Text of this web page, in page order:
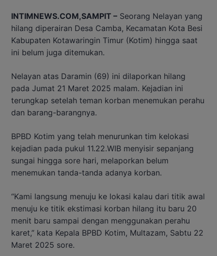
INTIMNEWS.COM,SAMPIT – Seorang Nelayan yang
hilang diperairan Desa Camba, Kecamatan Kota Besi
Kabupaten Kotawaringin Timur (Kotim) hingga saat
ini belum juga ditemukan.
Nelayan atas Daramin (69) ini dilaporkan hilang
pada Jumat 21 Maret 2025 malam. Kejadian ini
terungkap setelah teman korban menemukan perahu
dan barang-barangnya.
BPBD Kotim yang telah menurunkan tim kelokasi
kejadian pada pukul 11.22.WIB menyisir sepanjang
sungai hingga sore hari, melaporkan belum
menemukan tanda-tanda adanya korban.
“Kami langsung menuju ke lokasi kalau dari titik awal
menuju ke titik ekstimasi korban hilang itu baru 20
menit baru sampai dengan menggunakan perahu
karet,” kata Kepala BPBD Kotim, Multazam, Sabtu 22
Maret 2025 sore.